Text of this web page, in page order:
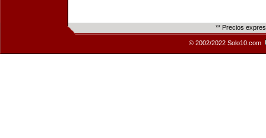
** Precios
© 2002/2022 Solo10.com